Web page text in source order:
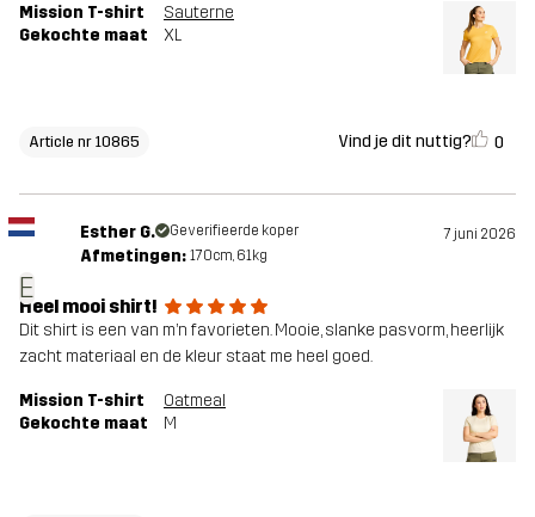
Mission T-shirt
Sauterne
Gekochte maat
XL
Article nr 10865 Vind je dit nuttig? 0
E
Esther G. Geverifieerde koper 7 juni 2026
Afmetingen: 170cm, 61kg
Heel mooi shirt!
Dit shirt is een van m’n favorieten. Mooie, slanke pasvorm, heerlijk
zacht materiaal en de kleur staat me heel goed.
Mission T-shirt
Oatmeal
Gekochte maat
M